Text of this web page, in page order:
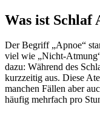
Was ist Schlaf
Der Begriff „Apnoe“
viel wie „Nicht-
dazu: Während des
kurzzeitig aus. Diese
manchen Fällen aber
häufig mehrfach pro